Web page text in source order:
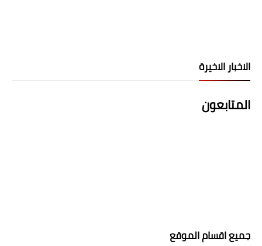
الاخبار الاخيرة
المتابعون
جميع اقسام الموقع